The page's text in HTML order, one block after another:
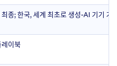
종; 한국, 세계 최초로 생성-AI 기기 가
이북